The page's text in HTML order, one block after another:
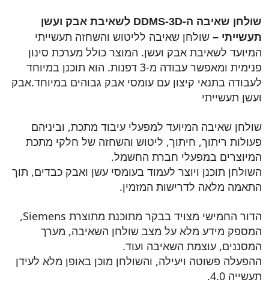
שולחן שאיבה ה-DDMS-3D לשאיבת אבק ועשן
תעשייתי – שולחן שאיבה לליטוש והשחזה תעשייתי
המיועד לשאיבת אבק ועשן. המוצר כולל מערכת סינון
פנימית ומאפשר עבודה מ-3 דפנות. הוא תוכנן במיוחד
לעבודה בתנאי קיצון עם עומסי אבק גבוהים במיוחד.אבק
ועשן תעשייתי
שולחן שאיבה המיועד למפעלי עיבוד מתכת, וביניהם
פעולות ריתוך, חיתוך, ליטוש והשחזה של חלקי מתכת
המיוצרים במפעלי חברת החשמל.
השולחן תוכנן ויוצר לעמוד בעומסי עשן ואבק כבדים, תוך
התאמה מלאה לדרישות המזמין.
הדור החמישי מצויד בבקר מתוכנת מתוצרת Siemens,
המספק מידע מלא על מצב שולחן השאיבה, מערך
המסננים, עוצמת השאיבה ועוד.
ההפעלה פשוטה ויעילה, והשולחן מוכן באופן מלא לעידן
תעשייה 4.0.